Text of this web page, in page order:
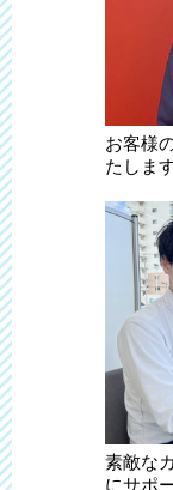
お客様
たします
素敵な
にサポ